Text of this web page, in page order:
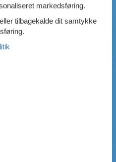
markedsføring.
tilbagekalde dit samtykke